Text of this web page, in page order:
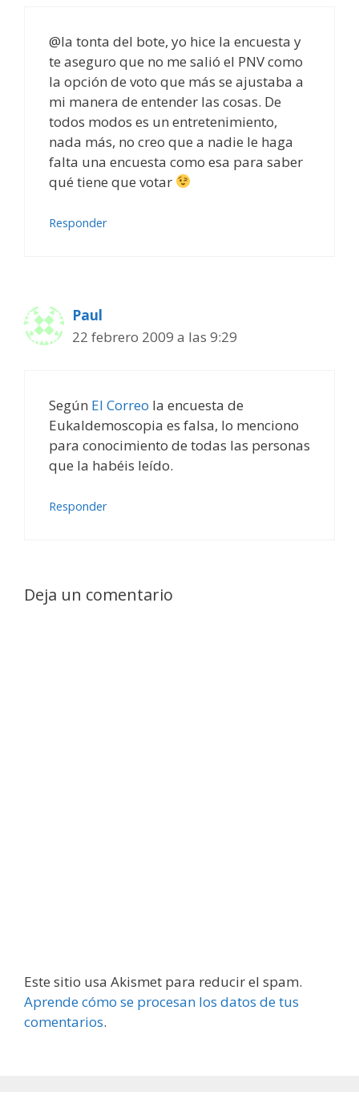
@la tonta del bote, yo hice la encuesta y
te aseguro que no me salió el PNV como
la opción de voto que más se ajustaba a
mi manera de entender las cosas. De
todos modos es un entretenimiento,
nada más, no creo que a nadie le haga
falta una encuesta como esa para saber
qué tiene que votar
Responder
Paul
22 febrero 2009 a las 9:29
Según El Correo la encuesta de
Eukaldemoscopia es falsa, lo menciono
para conocimiento de todas las personas
que la habéis leído.
Responder
Deja un comentario
Este sitio usa Akismet para reducir el spam.
Aprende cómo se procesan los datos de tus
comentarios.